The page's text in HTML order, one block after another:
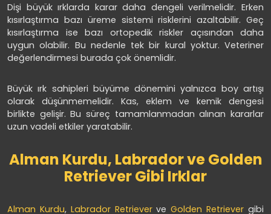
Dişi büyük ırklarda karar daha dengeli verilmelidir. Erken
kısırlaştırma bazı üreme sistemi risklerini azaltabilir. Geç
kısırlaştırma ise bazı ortopedik riskler açısından daha
uygun olabilir. Bu nedenle tek bir kural yoktur. Veteriner
değerlendirmesi burada çok önemlidir.
Büyük ırk sahipleri büyüme dönemini yalnızca boy artışı
olarak düşünmemelidir. Kas, eklem ve kemik dengesi
birlikte gelişir. Bu süreç tamamlanmadan alınan kararlar
uzun vadeli etkiler yaratabilir.
Alman Kurdu, Labrador ve Golden
Retriever Gibi Irklar
Alman Kurdu, Labrador RetrieverveGolden Retriever gibi